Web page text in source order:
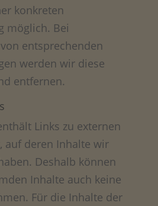
konkreten
möglich. Bei
entsprechenden
werden wir diese
entfernen.
Links zu externen
auf deren Inhalte wir
Deshalb können
Inhalte auch keine
Für die Inhalte der